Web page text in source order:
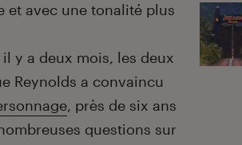
et avec une tonalité plus
y a deux mois, les deux
Reynolds a convaincu
, près de six ans
questions sur